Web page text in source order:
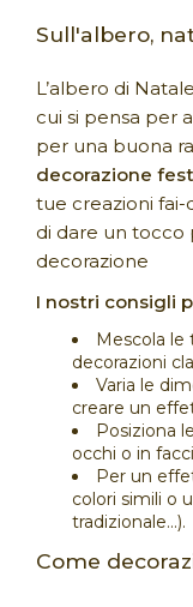
Sull'albero,
L’albero di
cui si pensa per
per una buona
decorazione
tue creazioni
di dare un tocco
decorazione
I nostri consigli
Mescola le
decorazioni
Varia le
creare un
Posiziona
occhi o in
Per un
colori simili o
tradizionale...).
Come